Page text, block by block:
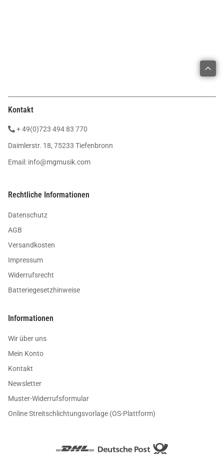
Kontakt
+ 49(0)723 494 83 770
Daimlerstr. 18, 75233 Tiefenbronn
Email: info@mgmusik.com
Rechtliche Informationen
Datenschutz
AGB
Versandkosten
Impressum
Widerrufsrecht
Batteriegesetzhinweise
Informationen
Wir über uns
Mein Konto
Kontakt
Newsletter
Muster-Widerrufsformular
Online Streitschlichtungsvorlage (OS-Plattform)